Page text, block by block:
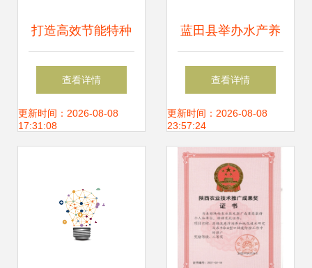
打造高效节能特种
电机数字化工厂！
英洛华科技国家级
查看详情
更新时间：2026-08-08
17:31:08
蓝田县举办水产养
殖技术推广培训
会，助力渔农增产
增收
查看详情
更新时间：2026-08-08
23:57:24